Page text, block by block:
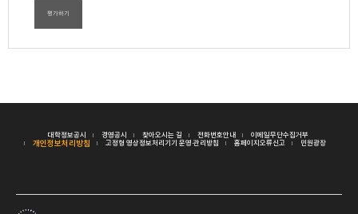
평가하기
대학정보공시 경영공시 찾아오시는 길 전화번호안내 이메일무단수집거부
개인정보처리방침 고정형 영상정보처리기기 운영·관리방침 홈페이지오류신고 민원광장